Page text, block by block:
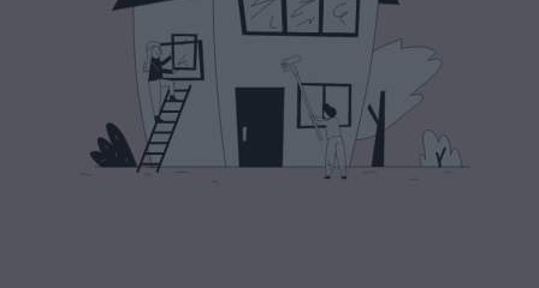
Juridiques
Notariaux
hypothèque
sans
certificat